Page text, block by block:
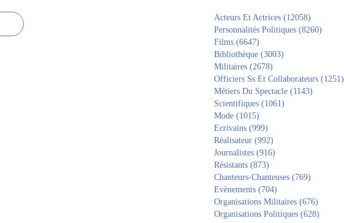
Acteurs Et Actrices (12058)
Personnalités Politiques (8260)
Films (6647)
Bibliothèque (3003)
Militaires (2678)
Officiers Ss Et Collaborateurs (1251)
Métiers Du Spectacle (1143)
Scientifiques (1061)
Mode (1015)
Ecrivains (999)
Réalisateur (992)
Journalistes (916)
Résistants (873)
Chanteurs-Chanteuses (769)
Evènements (704)
Organisations Militaires (676)
Organisations Politiques (628)